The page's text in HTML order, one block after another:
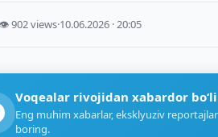
👁 902 views·10.06.2026 · 20:05
Voqealar rivojidan xabardor
Eng muhim xabarlar, eksklyuziv
boring.